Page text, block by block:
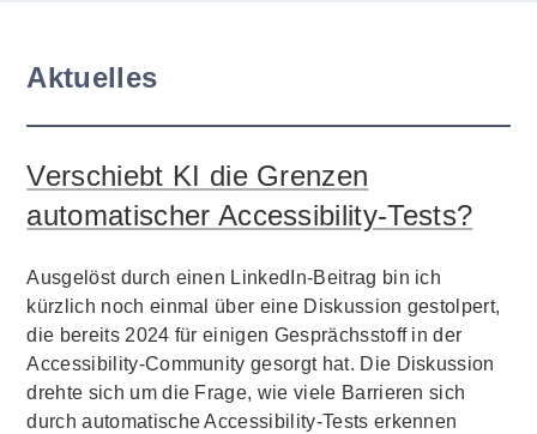
Aktuelles
Verschiebt KI die Grenzen
automatischer Accessibility-Tests?
Ausgelöst durch einen LinkedIn-Beitrag bin ich
kürzlich noch einmal über eine Diskussion gestolpert,
die bereits 2024 für einigen Gesprächsstoff in der
Accessibility-Community gesorgt hat. Die Diskussion
drehte sich um die Frage, wie viele Barrieren sich
durch automatische Accessibility-Tests erkennen